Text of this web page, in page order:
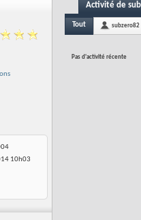
10h03
Activité de
Tout subzero82
Pas d'activité récente